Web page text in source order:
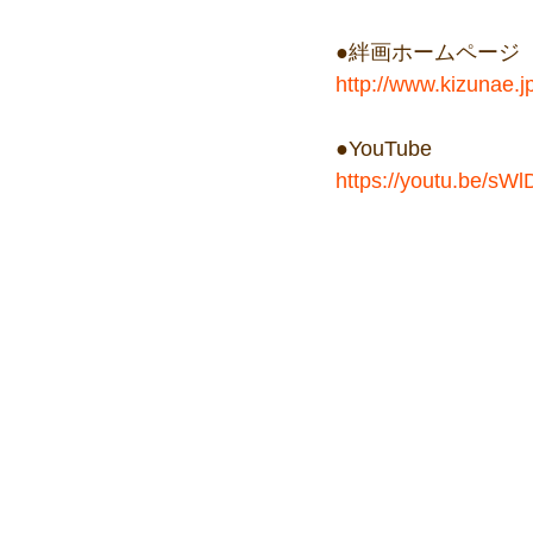
●絆画ホームページ
http://
●YouTube
https://youtu.be/